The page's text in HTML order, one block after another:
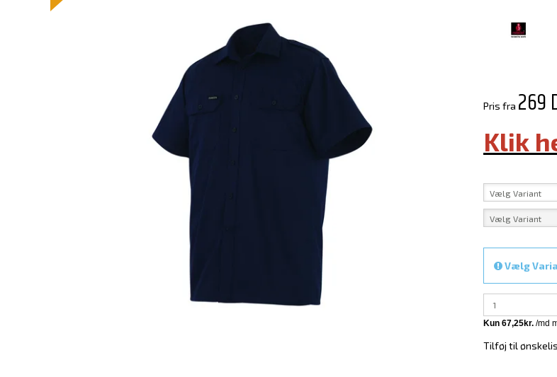
Pris fra 269
Klik
Vælg Variant
Vælg Variant
Vælg
Tilføj til